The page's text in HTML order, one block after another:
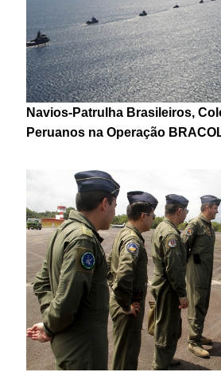
Navios-Patrulha Brasileiros,
Peruanos na Operação